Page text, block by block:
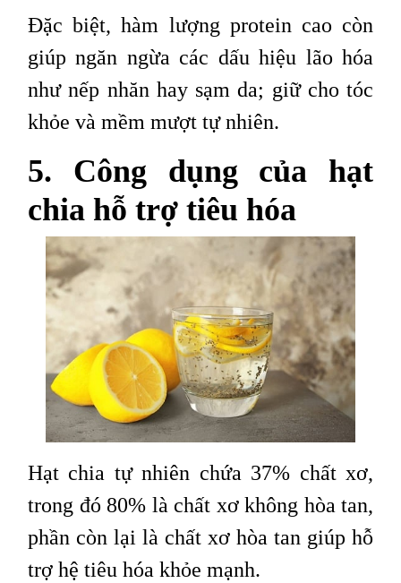
Đặc biệt, hàm lượng protein cao còn
giúp ngăn ngừa các dấu hiệu lão hóa
như nếp nhăn hay sạm da; giữ cho tóc
khỏe và mềm mượt tự nhiên.
5. Công dụng của hạt
chia hỗ trợ tiêu hóa
Hạt chia tự nhiên chứa 37% chất xơ,
trong đó 80% là chất xơ không hòa tan,
phần còn lại là chất xơ hòa tan giúp hỗ
trợ hệ tiêu hóa khỏe mạnh.